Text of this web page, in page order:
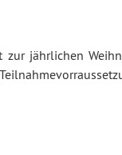
jährlichen